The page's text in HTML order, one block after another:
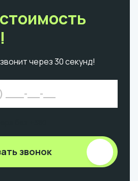
через 30 секунд!
звонок